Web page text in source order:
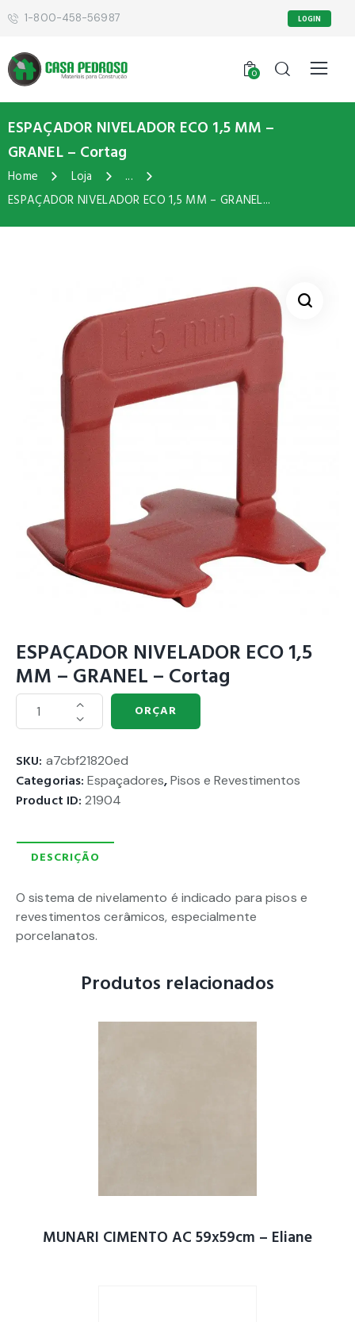
1-800-458-56987 LOGIN
0
ESPAÇADOR NIVELADOR ECO 1,5 MM –
GRANEL – Cortag
Home Loja
...
ESPAÇADOR NIVELADOR ECO 1,5 MM – GRANEL...
ESPAÇADOR NIVELADOR ECO 1,5
MM – GRANEL – Cortag
ORÇAR
SKU: a7cbf21820ed
Categorias:Espaçadores,Pisos e Revestimentos
Product ID:21904
DESCRIÇÃO
O sistema de nivelamento é indicado para pisos e
revestimentos cerâmicos, especialmente
porcelanatos.
Produtos relacionados
MUNARI CIMENTO AC 59x59cm – Eliane